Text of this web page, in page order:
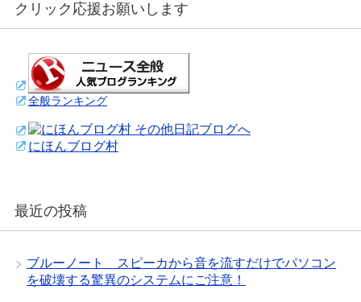
クリック応援お願いします
全般ランキング
にほんブログ村
最近の投稿
ブルーノート スピーカから音を流すだけでパソコン
を破壊する驚異のシステムにご注意！